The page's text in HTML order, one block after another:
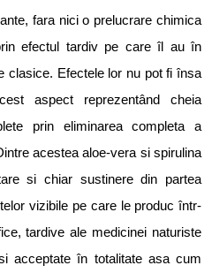
fara nici o prelucrare chimica
efectul tardiv pe care îl au în
clasice. Efectele lor nu pot fi însa
aspect reprezentând cheia
prin eliminarea completa a
acestea aloe-vera si spirulina
si chiar sustinere din partea
vizibile pe care le produc într-
tardive ale medicinei naturiste
acceptate în totalitate asa cum